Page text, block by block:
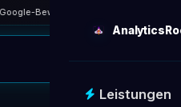
Bewertung — über 30 zufriedene
Leistungen